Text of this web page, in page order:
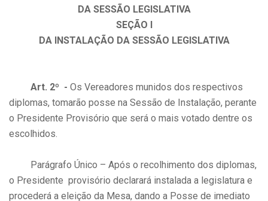
DA SESSÃO LEGISLATIVA
SEÇÃO I
DA INSTALAÇÃO DA SESSÃO LEGISLATIVA
Art. 2º - Os Vereadores munidos dos respectivos
diplomas, tomarão posse na Sessão de Instalação, perante
o Presidente Provisório que será o mais votado dentre os
escolhidos.
Parágrafo Único – Após o recolhimento dos diplomas,
o Presidente provisório declarará instalada a legislatura e
procederá a eleição da Mesa, dando a Posse de imediato